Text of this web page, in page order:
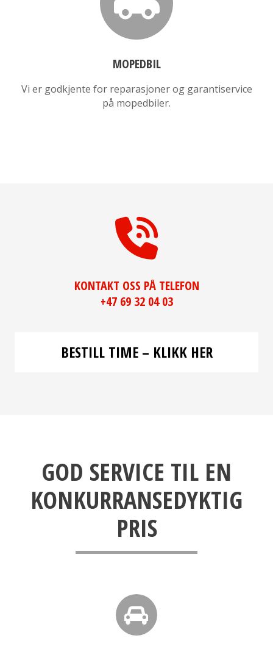
MOPEDBIL
Vi er godkjente for reparasjoner og garantiservice
på mopedbiler.
KONTAKT OSS PÅ TELEFON
+47 69 32 04 03
BESTILL TIME – KLIKK HER
GOD SERVICE TIL EN
KONKURRANSEDYKTIG
PRIS